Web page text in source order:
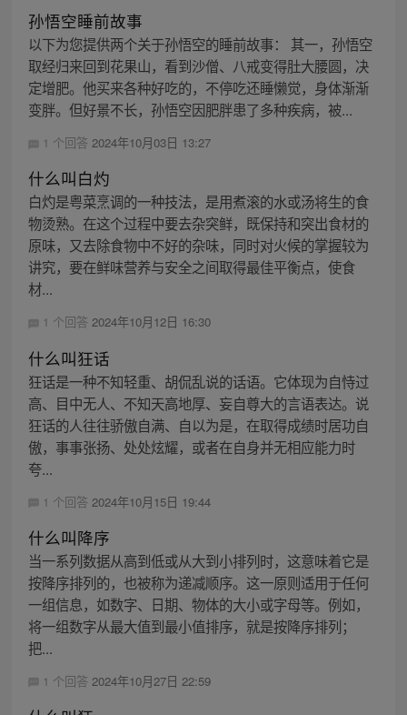
孙悟空睡前故事
以下为您提供两个关于孙悟空的睡前故事： 其一，孙悟空
取经归来回到花果山，看到沙僧、八戒变得肚大腰圆，决
定增肥。他买来各种好吃的，不停吃还睡懒觉，身体渐渐
变胖。但好景不长，孙悟空因肥胖患了多种疾病，被...
1 个回答 2024年10月03日 13:27
什么叫白灼
白灼是粤菜烹调的一种技法，是用煮滚的水或汤将生的食
物烫熟。在这个过程中要去杂突鲜，既保持和突出食材的
原味，又去除食物中不好的杂味，同时对火候的掌握较为
讲究，要在鲜味营养与安全之间取得最佳平衡点，使食
材...
1 个回答 2024年10月12日 16:30
什么叫狂话
狂话是一种不知轻重、胡侃乱说的话语。它体现为自恃过
高、目中无人、不知天高地厚、妄自尊大的言语表达。说
狂话的人往往骄傲自满、自以为是，在取得成绩时居功自
傲，事事张扬、处处炫耀，或者在自身并无相应能力时
夸...
1 个回答 2024年10月15日 19:44
什么叫降序
当一系列数据从高到低或从大到小排列时，这意味着它是
按降序排列的，也被称为递减顺序。这一原则适用于任何
一组信息，如数字、日期、物体的大小或字母等。例如，
将一组数字从最大值到最小值排序，就是按降序排列；
把...
1 个回答 2024年10月27日 22:59